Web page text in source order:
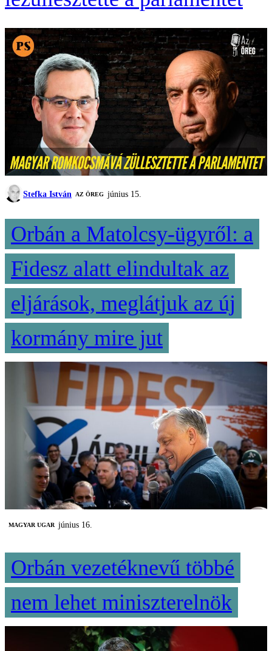
Stefka István AZ ÖREG június 15.
Orbán a Matolcsy-ügyről: a
Fidesz alatt elindultak az
eljárások, meglátjuk az új
kormány mire jut
MAGYAR UGAR június 16.
Orbán vezetéknevű többé
nem lehet miniszterelnök